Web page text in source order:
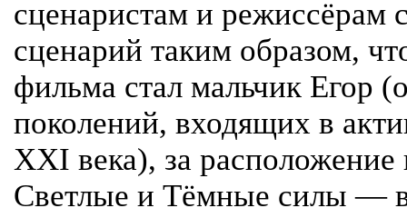
сценаристам и режиссёрам
сценарий таким образом,
фильма стал мальчик Егор
поколений, входящих в
XXI века), за расположение
Светлые и Тёмные силы —